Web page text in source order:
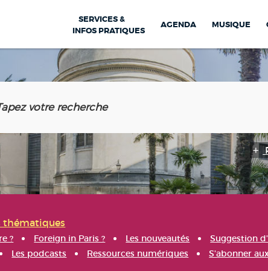
SERVICES &
INFOS PRATIQUES
AGENDA MUSIQUE
thématiques
? Foreign in Paris ? Les nouveautés Suggestion
Les podcasts Ressources numériques S'abonner